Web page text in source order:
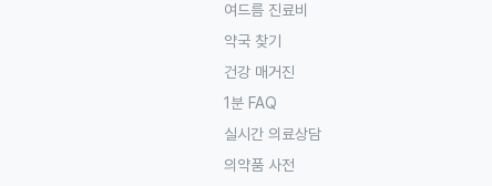
여드름 진료비
약국 찾기
건강 매거진
1분 FAQ
실시간 의료상담
의약품 사전